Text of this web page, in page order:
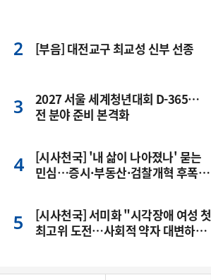
[부음] 대전교구 최교성 신부 선종
2027 서울 세계청년대회 D-365…
전 분야 준비 본격화
[시사천국] '내 삶이 나아졌나' 묻는
민심…증시·부동산·검찰개혁 후폭
[시사천국] 서미화 "시각장애 여성 첫
최고위 도전…사회적 약자 대변하겠